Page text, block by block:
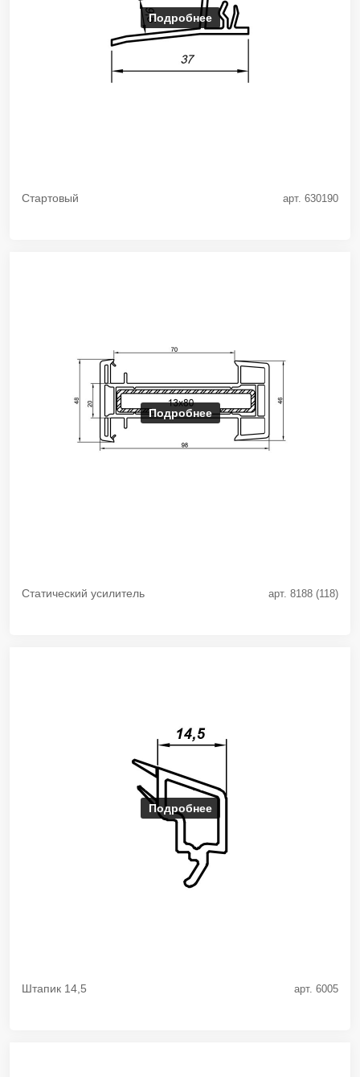
Подробнее
Стартовый арт. 630190
Подробнее
Статический усилитель арт. 8188 (118)
Подробнее
Штапик 14,5 арт. 6005